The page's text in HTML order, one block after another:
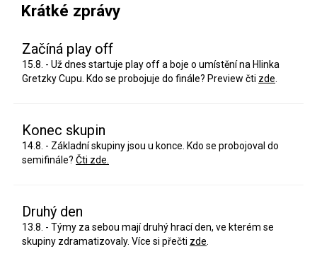
Krátké zprávy
Začíná play off
15.8. - Už dnes startuje play off a boje o umístění na Hlinka
Gretzky Cupu. Kdo se probojuje do finále? Preview čti zde
Konec skupin
14.8. - Základní skupiny jsou u konce. Kdo se probojoval do
semifinále? Čti zde.
Druhý den
13.8. - Týmy za sebou mají druhý hrací den, ve kterém se
skupiny zdramatizovaly. Více si přečti zde